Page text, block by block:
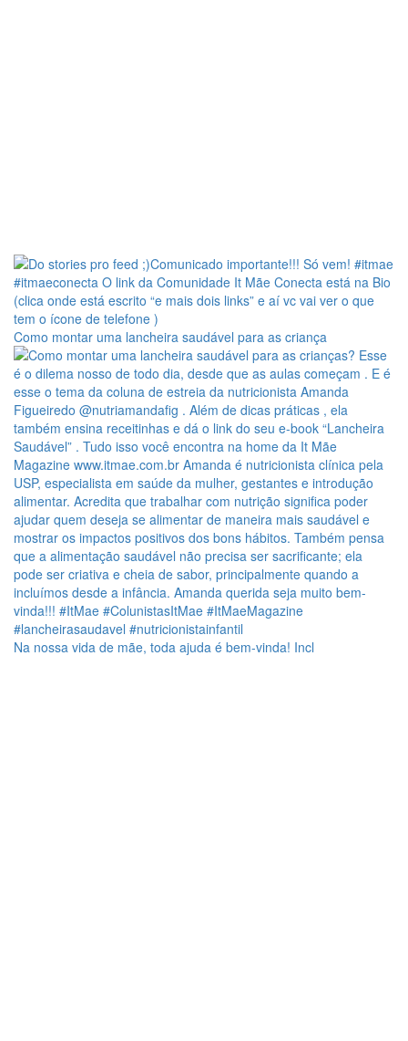
Como montar uma lancheira saudável para as criança
Na nossa vida de mãe, toda ajuda é bem-vinda! Incl